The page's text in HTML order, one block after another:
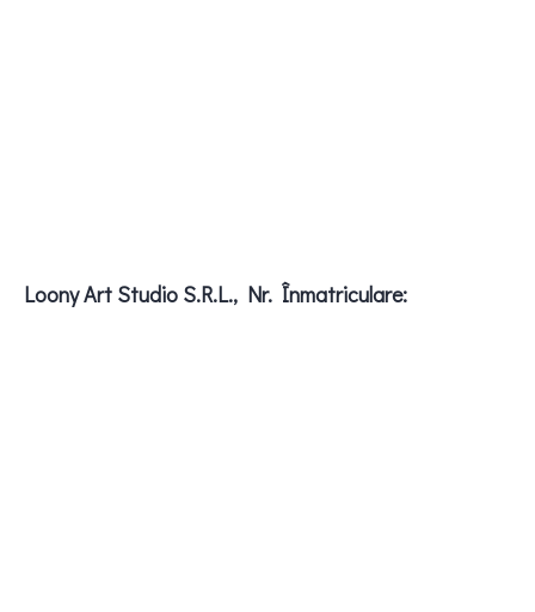
Loony Art Studio S.R.L., Nr. Înmatriculare: